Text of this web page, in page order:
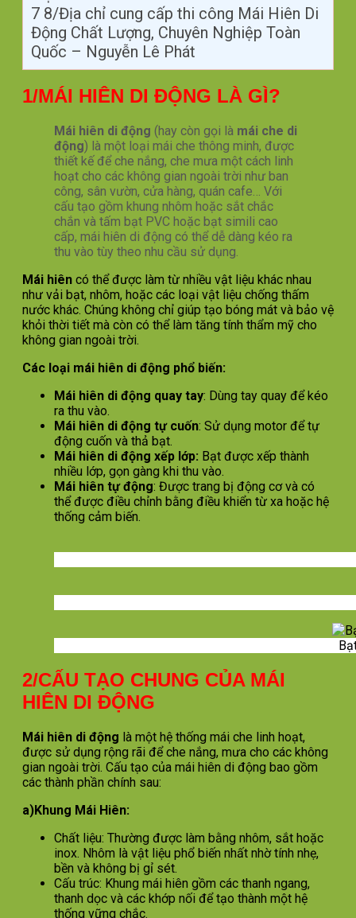
7 8/Địa chỉ cung cấp thi công Mái Hiên Di
Động Chất Lượng, Chuyên Nghiệp Toàn
Quốc – Nguyễn Lê Phát
1/MÁI HIÊN DI ĐỘNG LÀ GÌ?
Mái hiên di động (hay còn gọi là mái che di
động) là một loại mái che thông minh, được
thiết kế để che nắng, che mưa một cách linh
hoạt cho các không gian ngoài trời như ban
công, sân vườn, cửa hàng, quán cafe… Với
cấu tạo gồm khung nhôm hoặc sắt chắc
chắn và tấm bạt PVC hoặc bạt simili cao
cấp, mái hiên di động có thể dễ dàng kéo ra
thu vào tùy theo nhu cầu sử dụng.
Mái hiên có thể được làm từ nhiều vật liệu khác nhau
như vải bạt, nhôm, hoặc các loại vật liệu chống thấm
nước khác. Chúng không chỉ giúp tạo bóng mát và bảo vệ
khỏi thời tiết mà còn có thể làm tăng tính thẩm mỹ cho
không gian ngoài trời.
Các loại mái hiên di động phổ biến:
Mái hiên di động quay tay: Dùng tay quay để kéo
ra thu vào.
Mái hiên di động tự cuốn: Sử dụng motor để tự
động cuốn và thả bạt.
Mái hiên di động xếp lớp: Bạt được xếp thành
nhiều lớp, gọn gàng khi thu vào.
Mái hiên tự động: Được trang bị động cơ và có
thể được điều chỉnh bằng điều khiển từ xa hoặc hệ
thống cảm biến.
2/CẤU TẠO CHUNG CỦA MÁI
HIÊN DI ĐỘNG
Mái hiên di động là một hệ thống mái che linh hoạt,
được sử dụng rộng rãi để che nắng, mưa cho các không
gian ngoài trời. Cấu tạo của mái hiên di động bao gồm
các thành phần chính sau:
a)Khung Mái Hiên:
Chất liệu: Thường được làm bằng nhôm, sắt hoặc
inox. Nhôm là vật liệu phổ biến nhất nhờ tính nhẹ,
bền và không bị gỉ sét.
Cấu trúc: Khung mái hiên gồm các thanh ngang,
thanh dọc và các khớp nối để tạo thành một hệ
thống vững chắc.